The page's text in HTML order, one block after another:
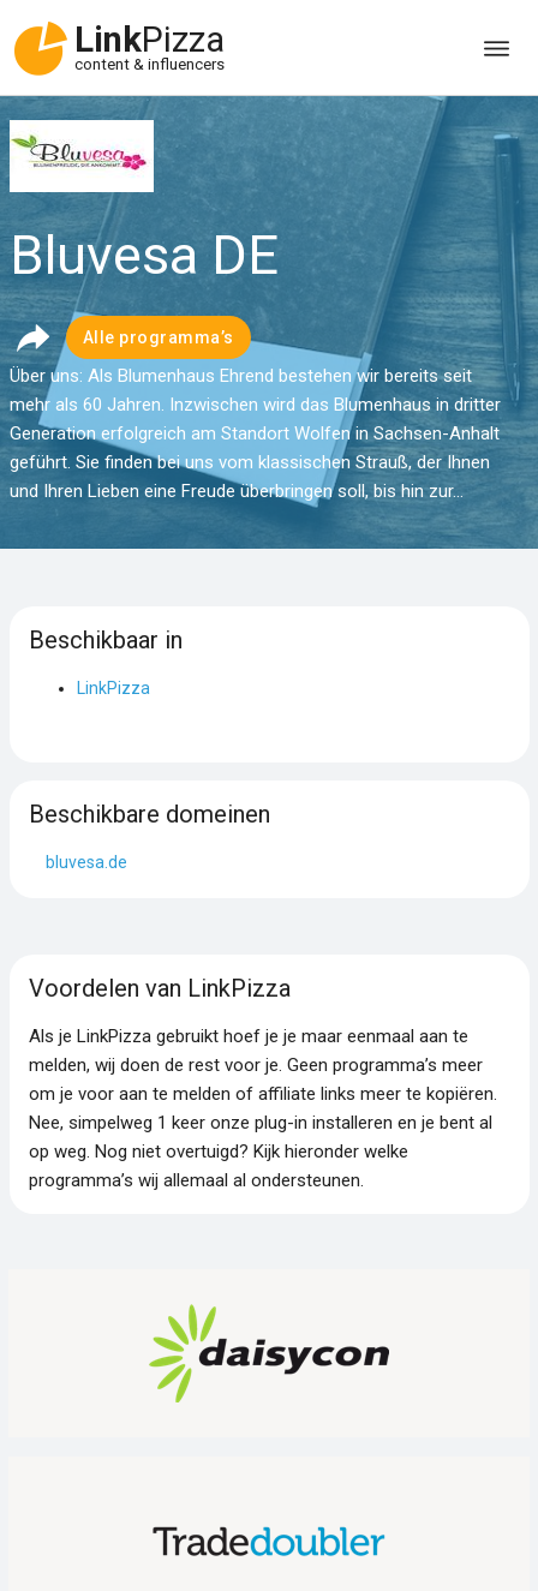
LinkPizza
content & influencers
Bluvesa DE
Alle programma’s
Über uns: Als Blumenhaus Ehrend bestehen wir bereits seit
mehr als 60 Jahren. Inzwischen wird das Blumenhaus in dritter
Generation erfolgreich am Standort Wolfen in Sachsen-Anhalt
geführt. Sie finden bei uns vom klassischen Strauß, der Ihnen
und Ihren Lieben eine Freude überbringen soll, bis hin zur...
Beschikbaar in
LinkPizza
Beschikbare domeinen
bluvesa.de
Voordelen van LinkPizza
Als je LinkPizza gebruikt hoef je je maar eenmaal aan te
melden, wij doen de rest voor je. Geen programma’s meer
om je voor aan te melden of affiliate links meer te kopiëren.
Nee, simpelweg 1 keer onze plug-in installeren en je bent al
op weg. Nog niet overtuigd? Kijk hieronder welke
programma’s wij allemaal al ondersteunen.